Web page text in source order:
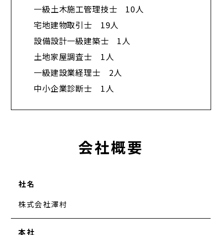
一級土木施工管理技士 10人
宅地建物取引士 19人
設備設計一級建築士 1人
土地家屋調査士 1人
一級建設業経理士 2人
中小企業診断士 1人​
会社概要
社名
株式会社澤村
本社